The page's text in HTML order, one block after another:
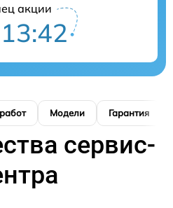
акции
Модели Гарантия
сервис-